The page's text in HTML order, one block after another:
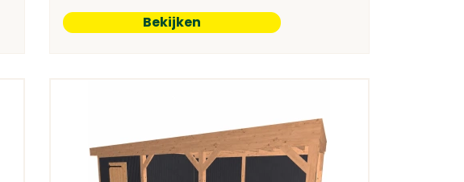
Bekijken